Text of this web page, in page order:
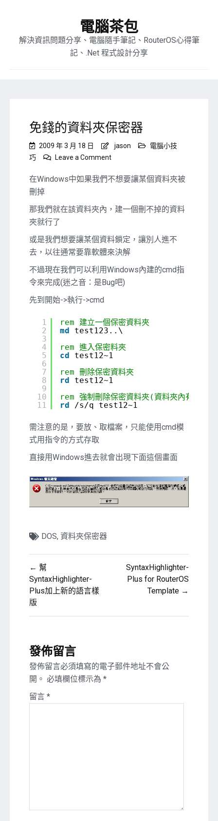
電腦茶包
解決資訊問題分享、電腦隨手筆記、RouterOS心得筆
記、.Net 程式設計分享
免錢的資料夾保密器
2009 年 3 月 18 日 jason
電腦小技
巧
Leave a Commenton
錢
料
密
器
在Windows中如果我們不想要讓某個資料夾被
刪掉
那我們就在該資料夾內，建一個刪不掉的資料
夾就行了
或是我們想要讓某個資料鎖定，讓別人進不
去，以往通常要靠軟體來決解
不過現在我們可以利用Windows內建的cmd指
令來完成(迷之音：是Bug吧)
先到開始->執行->cmd
1
2
3
4
5
6
7
8
9
10
11
rem 建立一個保密資料夾
md
test123..\
rem 進入保密料夾
cd
test12~1
rem 刪除保密資料夾
rd
test12~1
rem 強制刪除保密資料夾(資料夾內有資料
rd
/s/q test12~1
需注意的是，要放、取檔案，只能使用cmd模
式用指令的方式存取
直接用Windows進去就會出現下面這個畫面
DOS, 資料夾保密器
文
章
導
覽
← 幫
SyntaxHighlighter-
Plus加上新的語言樣
版
SyntaxHighlighter-
Plus for RouterOS
Template →
發佈留言
發佈留言必須填寫的電子郵件地址不會公
開。 必填欄位標示為 *
留言 *